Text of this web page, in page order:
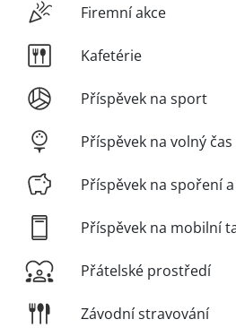
Firemní akce
Kafetérie
Příspěvek na sport
Příspěvek na volný čas
Příspěvek na spoření
Příspěvek na mobilní
Přátelské prostředí
Závodní stravování